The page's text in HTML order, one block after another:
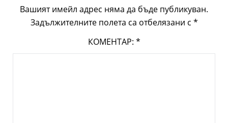
Вашият имейл адрес няма да бъде публикуван.
Задължителните полета са отбелязани с *
КОМЕНТАР: *